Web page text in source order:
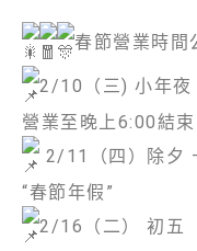
春節營業時間
2/10（三) 小年夜
營業至晚上6:00結束
2/11（四）除夕
“春節年假”
2/16（二） 初五